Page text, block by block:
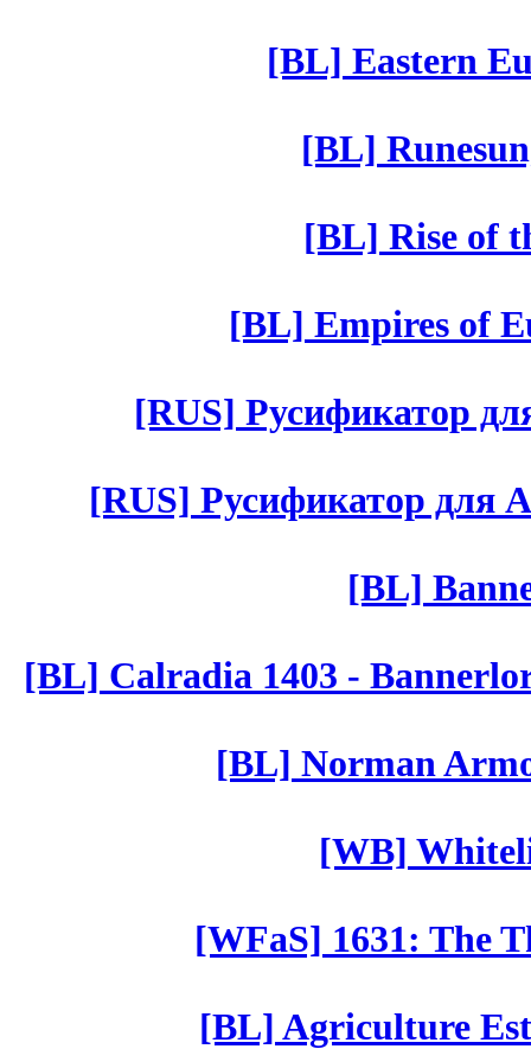
[BL] Eastern
[BL]
[BL] Rise of
[BL] Empires of
[RUS] Русификатор
[RUS] Русификатор для
[BL]
[BL] Calradia 1403 -
[BL] Norman
[WB]
[WFaS] 1631: The
[BL] Agriculture